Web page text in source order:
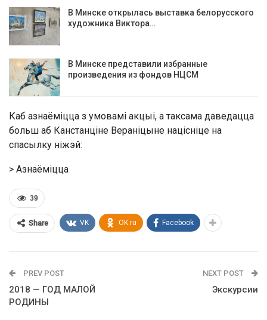
В Минске открылась выставка белорусского
художника Виктора…
В Минске представили избранные
произведения из фондов НЦСМ
Каб азнаёміцца з умовамі акцыі, а таксама даведацца
больш аб Канстанціне Вераніцыне націсніце на
спасылку ніжэй:
> Азнаёміцца
39
Share VK OK.ru Facebook
PREV POST
2018 — ГОД МАЛОЙ
РОДИНЫ
NEXT POST
Экскурсии